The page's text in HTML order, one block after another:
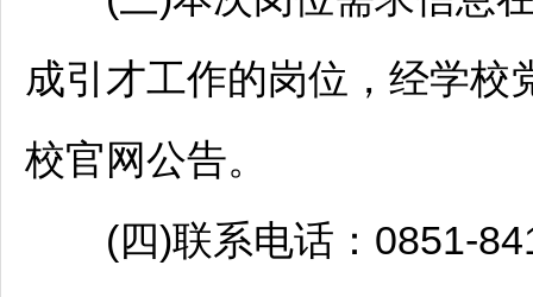
成引才工作的岗位，经学校
校官网公告。
(四)联系电话：0851-